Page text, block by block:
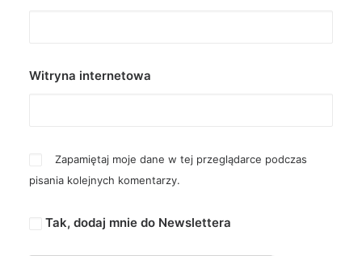
Witryna internetowa
Zapamiętaj moje dane w tej przeglądarce podczas
pisania kolejnych komentarzy.
Tak, dodaj mnie do Newslettera